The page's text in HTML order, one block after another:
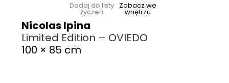
Dodaj do listy
życzeń
Zobacz we
wnętrzu
Nicolas Ipina
Limited Edition – OVIEDO
100 × 85 cm